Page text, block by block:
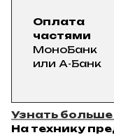
Оплата
частями
МоноБанк
или А-Банк
Узнать больше
На технику